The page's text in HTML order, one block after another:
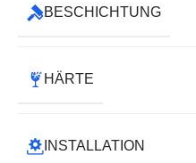
BESCHICHTUNG
HÄRTE
INSTALLATION